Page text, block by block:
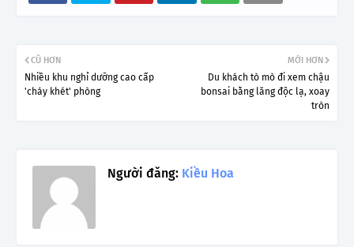
MỚI HƠN
Du khách tò mò đi xem chậu
bonsai bằng lăng độc lạ, xoay
tròn
CŨ HƠN
Nhiều khu nghỉ dưỡng cao cấp
'cháy khét' phòng
Người đăng: Kiều Hoa